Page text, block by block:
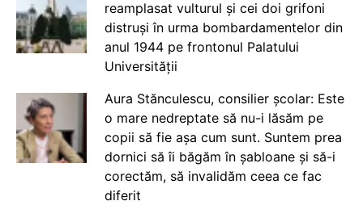
reamplasat vulturul și cei doi grifoni
distruși în urma bombardamentelor din
anul 1944 pe frontonul Palatului
Universității
Aura Stănculescu, consilier școlar: Este
o mare nedreptate să nu-i lăsăm pe
copii să fie așa cum sunt. Suntem prea
dornici să îi băgăm în șabloane și să-i
corectăm, să invalidăm ceea ce fac
diferit